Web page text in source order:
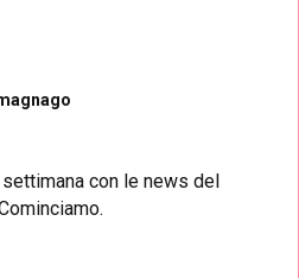
con le news del